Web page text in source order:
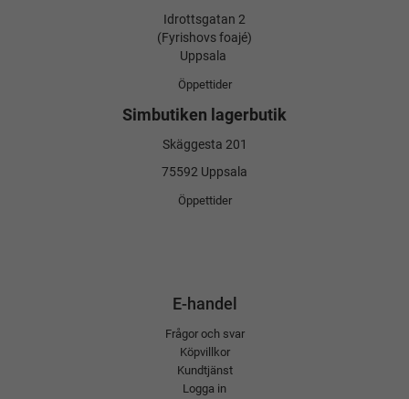
Idrottsgatan 2
(Fyrishovs foajé)
Uppsala
Öppettider
Simbutiken lagerbutik
Skäggesta 201
75592 Uppsala
Öppettider
E-handel
Frågor och svar
Köpvillkor
Kundtjänst
Logga in